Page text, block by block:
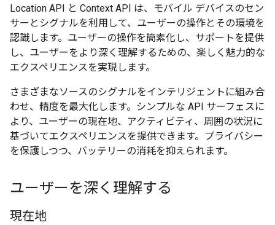
Location API と Context API は、モバイル デバイスのセン
サーとシグナルを利用して、ユーザーの操作とその環境を
認識します。ユーザーの操作を簡素化し、サポートを提供
し、ユーザーをより深く理解するための、楽しく魅力的な
エクスペリエンスを実現します。
さまざまなソースのシグナルをインテリジェントに組み合
わせ、精度を最大化します。シンプルな API サーフェスに
より、ユーザーの現在地、アクティビティ、周囲の状況に
基づいてエクスペリエンスを提供できます。プライバシー
を保護しつつ、バッテリーの消耗を抑えられます。
ユーザーを深く理解する
現在地